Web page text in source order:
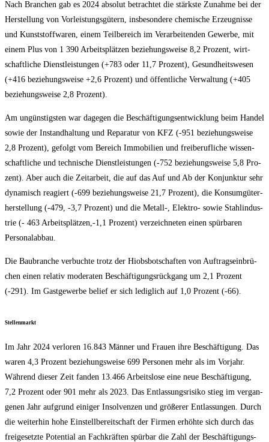
Nach Bran­chen gab es 2024 abso­lut betrach­tet die stärks­te Zunah­me bei der
Her­stel­lung von Vor­leis­tungs­gü­tern, ins­be­son­de­re che­mi­sche Erzeug­nis­se
und Kunst­stoff­wa­ren, einem Teil­be­reich im Ver­ar­bei­ten­den Gewer­be, mit
einem Plus von 1 390 Arbeits­plät­zen bezie­hungs­wei­se 8,2 Pro­zent, wirt­
schaft­li­che Dienst­leis­tun­gen (+783 oder 11,7 Pro­zent), Gesund­heits­we­sen
(+416 bezie­hungs­wei­se +2,6 Pro­zent) und öffent­li­che Ver­wal­tung (+405
bezie­hungs­wei­se 2,8 Prozent).
Am ungüns­tigs­ten war dage­gen die Beschäf­ti­gungs­ent­wick­lung beim Han­del
sowie der Instand­hal­tung und Repa­ra­tur von KFZ (-951 bezie­hungs­wei­se
2,8 Pro­zent), gefolgt vom Bereich Immo­bi­li­en und frei­be­ruf­li­che wis­sen­
schaft­li­che und tech­ni­sche Dienst­leis­tun­gen (-752 bezie­hungs­wei­se 5,8 Pro­
zent). Aber auch die Zeit­ar­beit, die auf das Auf und Ab der Kon­junk­tur sehr
dyna­misch reagiert (-699 bezie­hungs­wei­se 21,7 Pro­zent), die Kon­sum­gü­ter­
her­stel­lung (-479, ‑3,7 Pro­zent) und die Metall‑, Elek­tro- sowie Stahl­in­dus­
trie (- 463 Arbeitsplätzen,-1,1 Pro­zent) ver­zeich­ne­ten einen spür­ba­ren
Personalabbau.
Die Bau­bran­che ver­buch­te trotz der Hiobs­bot­schaf­ten von Auf­trags­ein­brü­
chen einen rela­tiv mode­ra­ten Beschäf­ti­gungs­rück­gang um 2,1 Pro­zent
(-291). Im Gast­ge­wer­be belief er sich ledig­lich auf 1,0 Pro­zent (-66).
Stel­len­markt
Im Jahr 2024 ver­lo­ren 16.843 Män­ner und Frau­en ihre Beschäf­ti­gung. Das
waren 4,3 Pro­zent bezie­hungs­wei­se 699 Per­so­nen mehr als im Vor­jahr.
Wäh­rend die­ser Zeit fan­den 13.466 Arbeits­lo­se eine neue Beschäf­ti­gung,
7,2 Pro­zent oder 901 mehr als 2023. Das Ent­las­sungs­ri­si­ko stieg im ver­gan­
ge­nen Jahr auf­grund eini­ger Insol­ven­zen und grö­ße­rer Ent­las­sun­gen. Durch
die wei­ter­hin hohe Ein­stell­be­reit­schaft der Fir­men erhöh­te sich durch das
frei­ge­setz­te Poten­ti­al an Fach­kräf­ten spür­bar die Zahl der Beschäf­ti­gungs­